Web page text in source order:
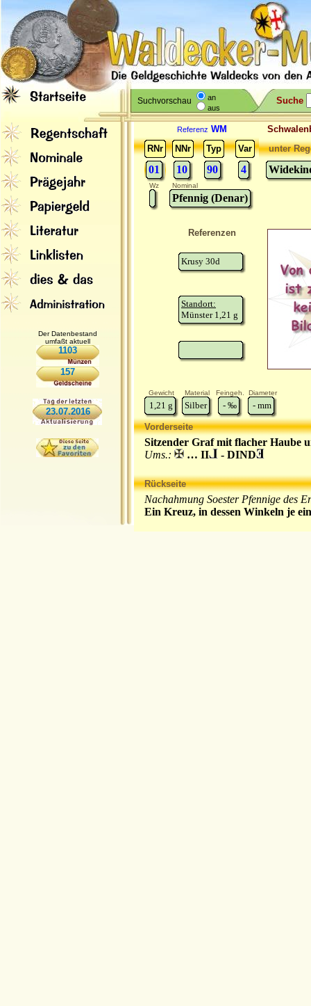
Suchvorschau
an
aus
Suche
Der Datenbestand
umfaßt aktuell
1103
157
23.07.2016
Referenz WM
RNr
NNr Typ Var
01 10 90 4
unter
Wz Nominal
Pfennig (Denar)
Referenzen
Krusy 30d
Standort:
Münster 1,21 g
Gewicht Material Feingeh. Diameter
1,21 g Silber - ‰ - mm
Vorderseite
Sitzender Graf mit flacher Haube
Ums.:
… II - DIND
Rückseite
Nachahmung Soester Pfennige des
Ein Kreuz, in dessen Winkeln je